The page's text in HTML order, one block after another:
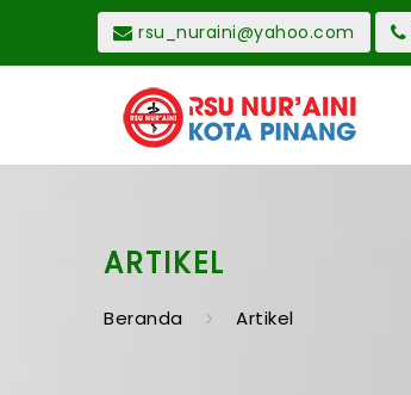
rsu_nuraini@yahoo.com
ARTIKEL
Beranda Artikel